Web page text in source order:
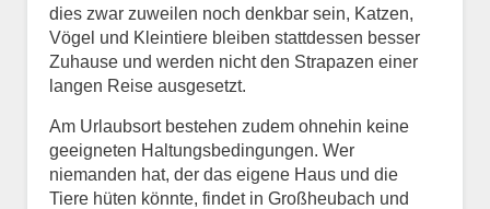
dies zwar zuweilen noch denkbar sein, Katzen,
Vögel und Kleintiere bleiben stattdessen besser
Zuhause und werden nicht den Strapazen einer
langen Reise ausgesetzt.
Am Urlaubsort bestehen zudem ohnehin keine
geeigneten Haltungsbedingungen. Wer
niemanden hat, der das eigene Haus und die
Tiere hüten könnte, findet in Großheubach und